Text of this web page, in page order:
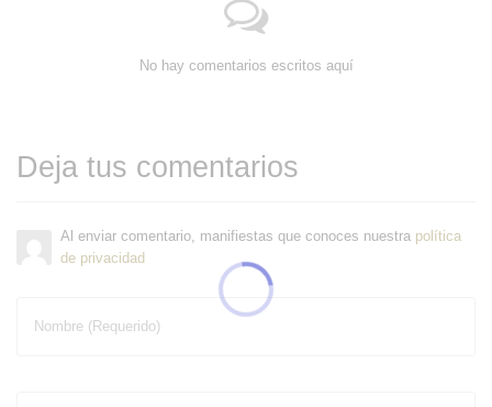
No hay comentarios escritos aquí
Deja tus comentarios
Al enviar comentario, manifiestas que conoces nuestra política
de privacidad
Nombre (Requerido)